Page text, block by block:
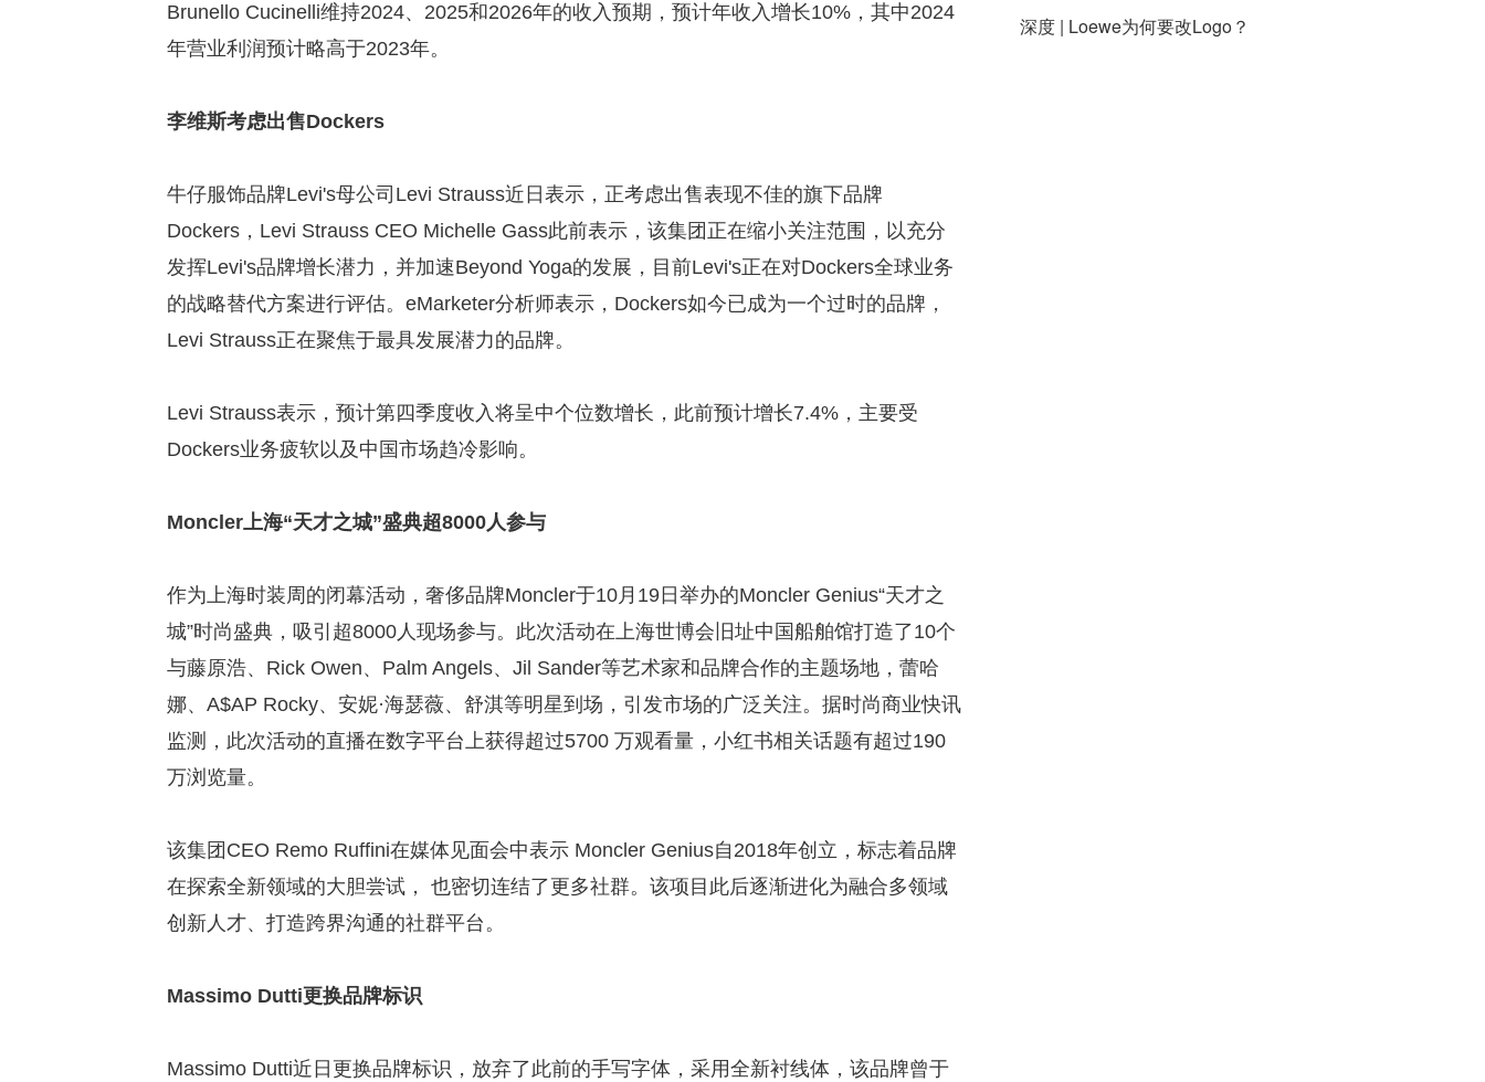
Brunello Cucinelli维持2024、2025和2026年的收入预期，预计年收入增长10%，其中2024
年营业利润预计略高于2023年。
李维斯考虑出售Dockers
牛仔服饰品牌Levi's母公司Levi Strauss近日表示，正考虑出售表现不佳的旗下品牌
Dockers，Levi Strauss CEO Michelle Gass此前表示，该集团正在缩小关注范围，以充分
发挥Levi's品牌增长潜力，并加速Beyond Yoga的发展，目前Levi's正在对Dockers全球业务
的战略替代方案进行评估。eMarketer分析师表示，Dockers如今已成为一个过时的品牌，
Levi Strauss正在聚焦于最具发展潜力的品牌。
Levi Strauss表示，预计第四季度收入将呈中个位数增长，此前预计增长7.4%，主要受
Dockers业务疲软以及中国市场趋冷影响。
Moncler上海“天才之城”盛典超8000人参与
作为上海时装周的闭幕活动，奢侈品牌Moncler于10月19日举办的Moncler Genius“天才之
城”时尚盛典，吸引超8000人现场参与。此次活动在上海世博会旧址中国船舶馆打造了10个
与藤原浩、Rick Owen、Palm Angels、Jil Sander等艺术家和品牌合作的主题场地，蕾哈
娜、A$AP Rocky、安妮·海瑟薇、舒淇等明星到场，引发市场的广泛关注。据时尚商业快讯
监测，此次活动的直播在数字平台上获得超过5700 万观看量，小红书相关话题有超过190
万浏览量。
该集团CEO Remo Ruffini在媒体见面会中表示 Moncler Genius自2018年创立，标志着品牌
在探索全新领域的大胆尝试， 也密切连结了更多社群。该项目此后逐渐进化为融合多领域
创新人才、打造跨界沟通的社群平台。
Massimo Dutti更换品牌标识
Massimo Dutti近日更换品牌标识，放弃了此前的手写字体，采用全新衬线体，该品牌曾于
深度 | Loewe为何要改Logo？